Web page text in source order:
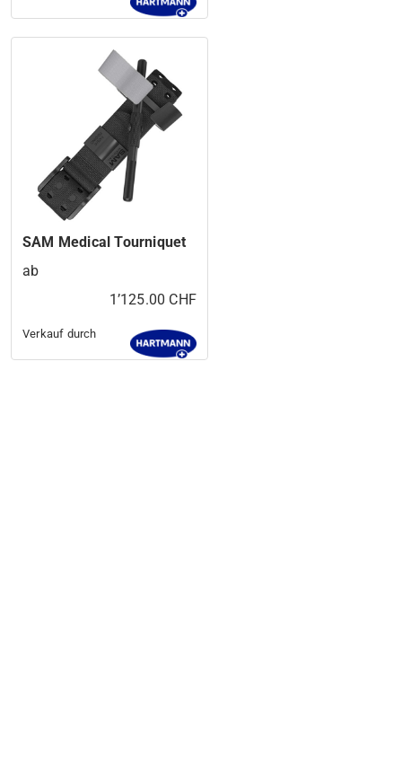
SAM Medical Tourniquet
ab
1’125.00 CHF
Verkauf durch